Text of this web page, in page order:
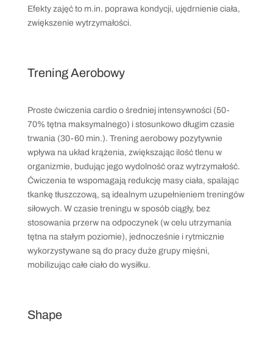
Efekty zajęć to m.in. poprawa kondycji, ujędrnienie ciała,
zwiększenie wytrzymałości.
Trening Aerobowy
Proste ćwiczenia cardio o średniej intensywności (50-
70% tętna maksymalnego) i stosunkowo długim czasie
trwania (30-60 min.). Trening aerobowy pozytywnie
wpływa na układ krążenia, zwiększając ilość tlenu w
organizmie, budując jego wydolność oraz wytrzymałość.
Ćwiczenia te wspomagają redukcję masy ciała, spalając
tkankę tłuszczową, są idealnym uzupełnieniem treningów
siłowych. W czasie treningu w sposób ciągły, bez
stosowania przerw na odpoczynek (w celu utrzymania
tętna na stałym poziomie), jednocześnie i rytmicznie
wykorzystywane są do pracy duże grupy mięśni,
mobilizując całe ciało do wysiłku.
Shape